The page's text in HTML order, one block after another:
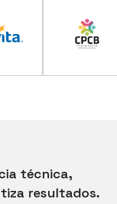
técnica,
resultados.